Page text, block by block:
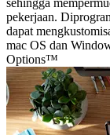
sehingga
pekerjaan.
dapat
mac OS dan
Options™